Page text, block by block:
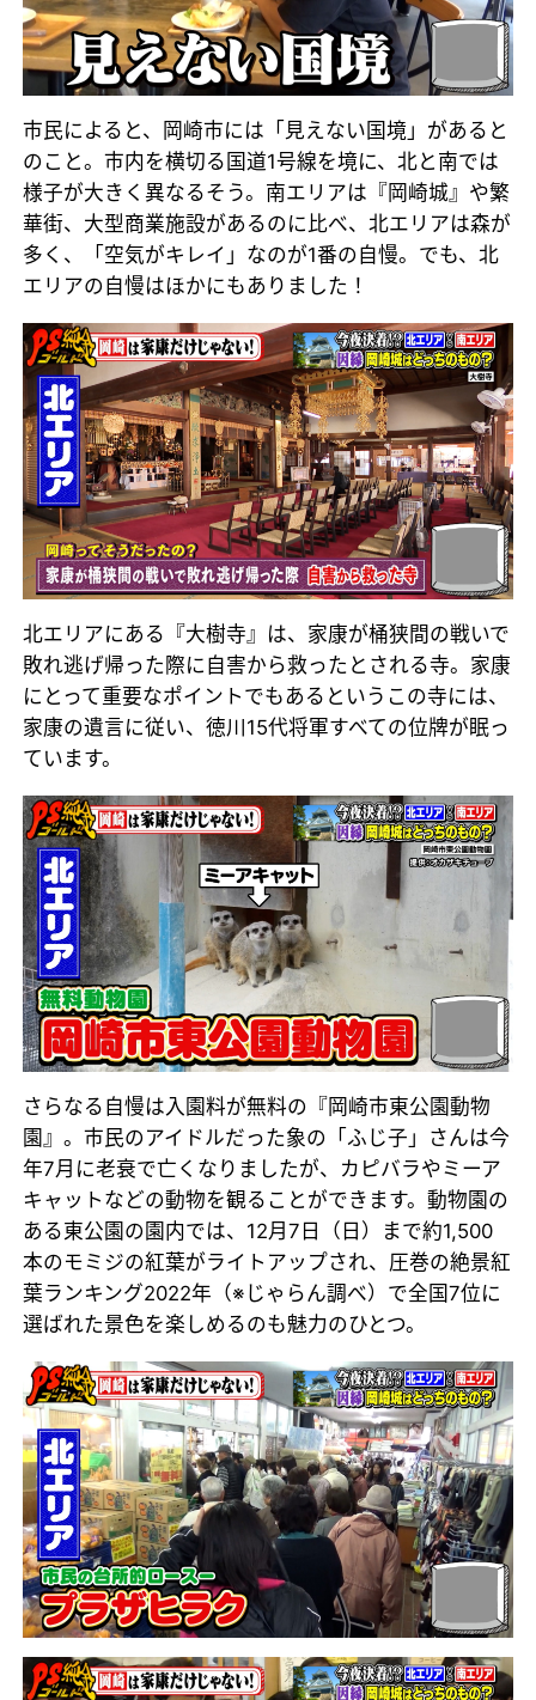
市民によると、岡崎市には「見えない国境」があると
のこと。市内を横切る国道1号線を境に、北と南では
様子が大きく異なるそう。南エリアは『岡崎城』や繁
華街、大型商業施設があるのに比べ、北エリアは森が
多く、「空気がキレイ」なのが1番の自慢。でも、北
エリアの自慢はほかにもありました！
北エリアにある『大樹寺』は、家康が桶狭間の戦いで
敗れ逃げ帰った際に自害から救ったとされる寺。家康
にとって重要なポイントでもあるというこの寺には、
家康の遺言に従い、徳川15代将軍すべての位牌が眠っ
ています。
さらなる自慢は入園料が無料の『岡崎市東公園動物
園』。市民のアイドルだった象の「ふじ子」さんは今
年7月に老衰で亡くなりましたが、カピバラやミーア
キャットなどの動物を観ることができます。動物園の
ある東公園の園内では、12月7日（日）まで約1,500
本のモミジの紅葉がライトアップされ、圧巻の絶景紅
葉ランキング2022年（※じゃらん調べ）で全国7位に
選ばれた景色を楽しめるのも魅力のひとつ。